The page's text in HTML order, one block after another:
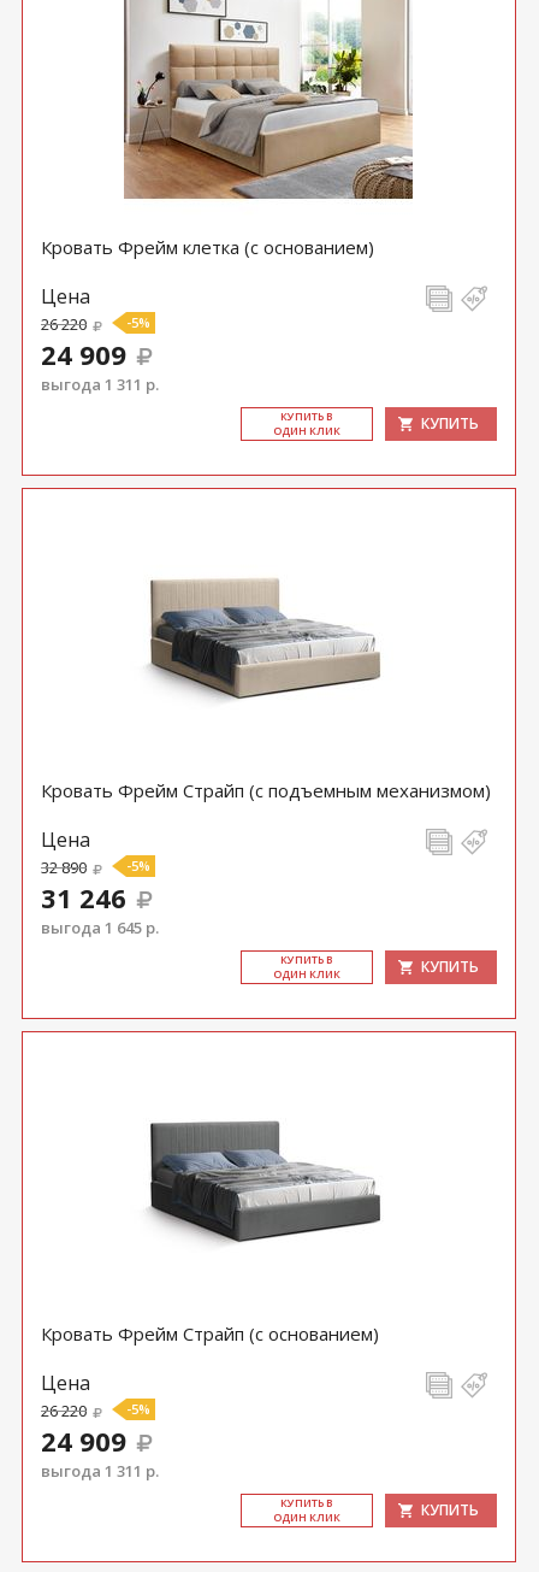
Кровать Фрейм клетка (с основанием)
Цена
26 220 -5%
24 909
выгода 1 311 р.
КУ­ПИТЬ В
ОДИН КЛИК
КУПИТЬ
Кровать Фрейм Страйп (с подъемным механизмом)
Цена
32 890 -5%
31 246
выгода 1 645 р.
КУ­ПИТЬ В
ОДИН КЛИК
КУПИТЬ
Кровать Фрейм Страйп (с основанием)
Цена
26 220 -5%
24 909
выгода 1 311 р.
КУ­ПИТЬ В
ОДИН КЛИК
КУПИТЬ